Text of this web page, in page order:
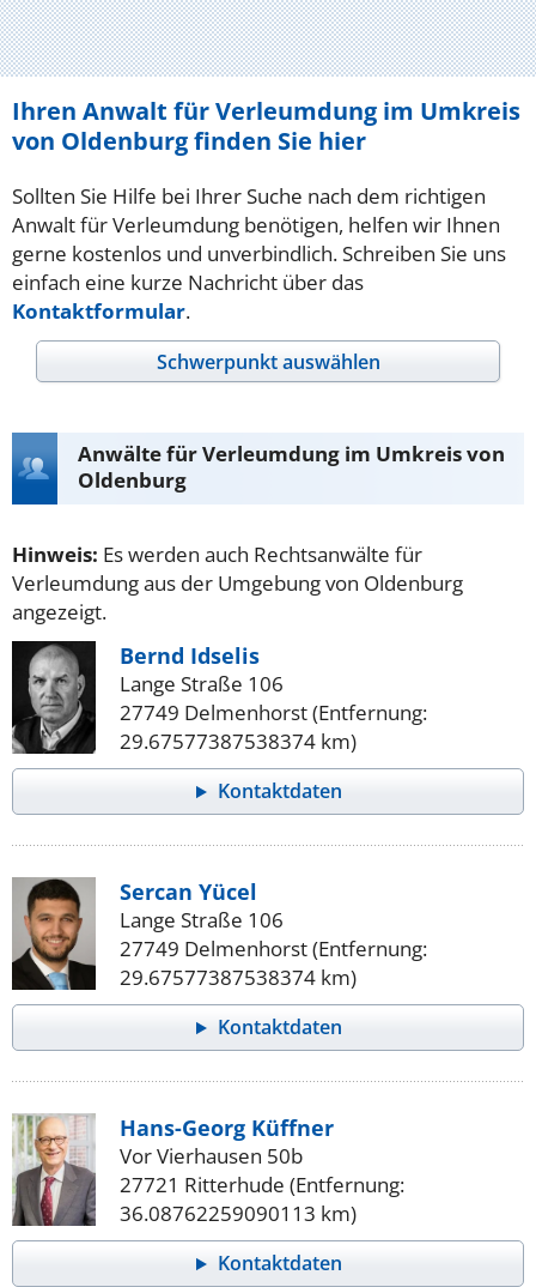
Ihren Anwalt für Verleumdung im Umkreis
von Oldenburg finden Sie hier
Sollten Sie Hilfe bei Ihrer Suche nach dem richtigen
Anwalt für Verleumdung benötigen, helfen wir Ihnen
gerne kostenlos und unverbindlich. Schreiben Sie uns
einfach eine kurze Nachricht über das
Kontaktformular.
Schwerpunkt auswählen
Anwälte für Verleumdung im Umkreis von
Oldenburg
Hinweis: Es werden auch Rechtsanwälte für
Verleumdung aus der Umgebung von Oldenburg
angezeigt.
Bernd Idselis
Lange Straße 106
27749 Delmenhorst (Entfernung:
29.67577387538374 km)
Kontaktdaten
Sercan Yücel
Lange Straße 106
27749 Delmenhorst (Entfernung:
29.67577387538374 km)
Kontaktdaten
Hans-Georg Küffner
Vor Vierhausen 50b
27721 Ritterhude (Entfernung:
36.08762259090113 km)
Kontaktdaten